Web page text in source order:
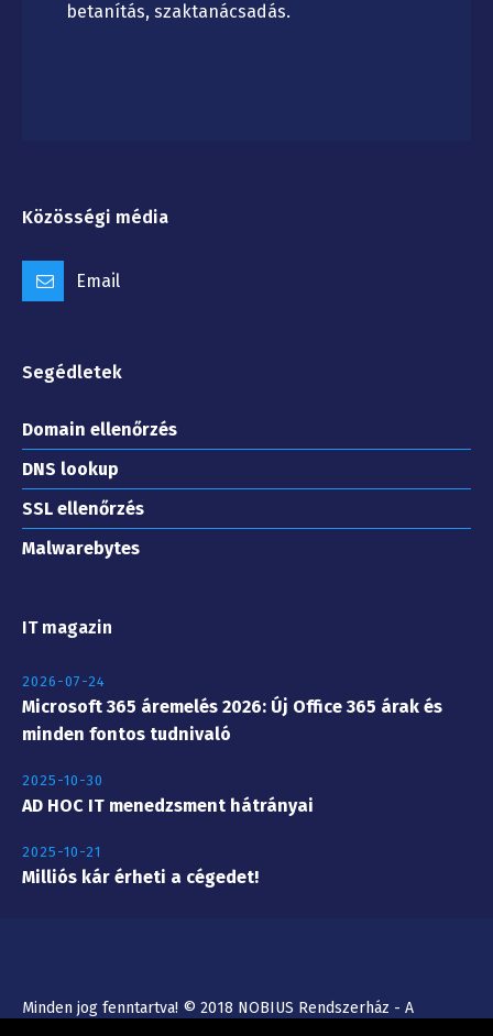
betanítás, szaktanácsadás.
Közösségi média
Email
Segédletek
Domain ellenőrzés
DNS lookup
SSL ellenőrzés
Malwarebytes
IT magazin
2026-07-24
Microsoft 365 áremelés 2026: Új Office 365 árak és
minden fontos tudnivaló
2025-10-30
AD HOC IT menedzsment hátrányai
2025-10-21
Milliós kár érheti a cégedet!
Minden jog fenntartva! © 2018 NOBIUS Rendszerház - A